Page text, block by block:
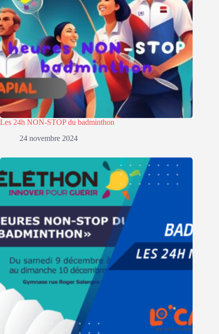
Les 24h NON-STOP du badminthon
24 novembre 2024